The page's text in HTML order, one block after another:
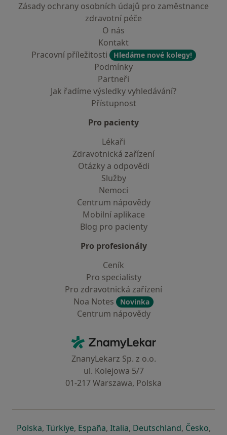
Zásady ochrany osobních údajů pro zaměstnance
zdravotní péče
O nás
Kontakt
Pracovní příležitosti
Hledáme nové kolegy!
Podmínky
Partneři
Jak řadíme výsledky vyhledávání?
Přístupnost
Pro pacienty
Lékaři
Zdravotnická zařízení
Otázky a odpovědi
Služby
Nemoci
Centrum nápovědy
Mobilní aplikace
Blog pro pacienty
Pro profesionály
Ceník
Pro specialisty
Pro zdravotnická zařízení
Noa Notes
Novinka
Centrum nápovědy
ZnamyLekar - Hlavní stránka
ZnanyLekarz Sp. z o.o.
ul. Kolejowa 5/7
01-217 Warszawa, Polska
Polskase otevře v nové záložce
, Türkiyese otevře v nové záložce
, Españase otevře v nové záložce
, Italiase otevře v nové záložce
, Deutschlandse otevře v
, Českose
,